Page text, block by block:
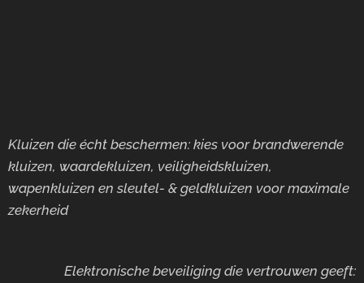
Kluizen die écht beschermen: kies voor brandwerende
kluizen, waardekluizen, veiligheidskluizen,
wapenkluizen en sleutel- & geldkluizen voor maximale
zekerheid
Elektronische beveiliging die vertrouwen geeft: